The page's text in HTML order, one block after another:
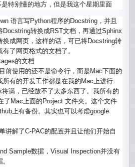
特别懂的地方，但是我这个星期里面
语言写Python程序的Docstring，并且
Docstring转换成RST文档，再通过Sphinx
换成网页，这样的话，可已将Docstring转
有了网页格式的文档了。
的文档
前使用的还不是命令行，而是Mac下面的
所有的开发工作都是在我的Mac上进行
将满，已经放不了太多东西了。我所有的
了Mac上面的Project 文件夹。这个文件
上有备份。其实也可以考虑google
讲解了C-PAC的配置并且让他们开始自
Sample数据，Visual Inspection并没有